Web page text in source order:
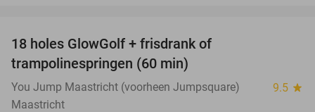
18 holes GlowGolf + frisdrank of
trampolinespringen (60 min)
You Jump Maastricht (voorheen Jumpsquare) 9.5 star
Maastricht